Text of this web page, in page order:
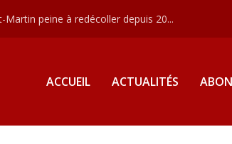
Martin peine à redécoller depuis 20...
ACCUEIL ACTUALITÉS